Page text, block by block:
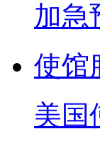
加急
使馆
美国